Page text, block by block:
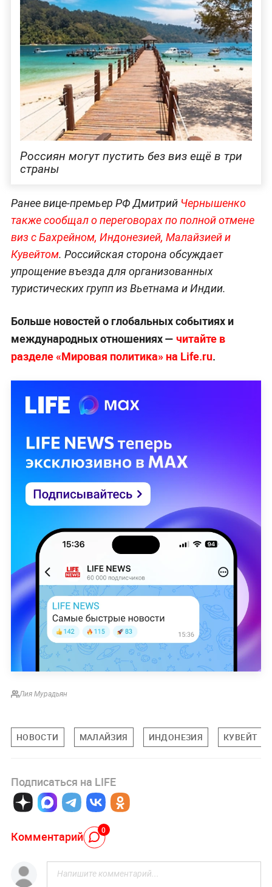
Россиян могут пустить без виз ещё в три
страны
Ранее вице-премьер РФ Дмитрий Чернышенко
также сообщал о переговорах по полной отмене
виз с Бахрейном, Индонезией, Малайзией и
Кувейтом. Российская сторона обсуждает
упрощение въезда для организованных
туристических групп из Вьетнама и Индии.
Больше новостей о глобальных событиях и
международных отношениях — читайте в
разделе «Мировая политика» на Life.ru.
Лия Мурадьян
НОВОСТИ МАЛАЙЗИЯ ИНДОНЕЗИЯ КУВЕЙТ
Подписаться на LIFE
Комментарий 0